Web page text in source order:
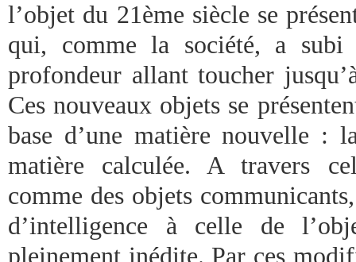
l’objet du 21ème siècle se
qui, comme la société, a subi
profondeur allant toucher
Ces nouveaux objets se
base d’une matière nouvelle :
matière calculée. A travers
comme des objets
d’intelligence à celle de
pleinement inédite. Par ces